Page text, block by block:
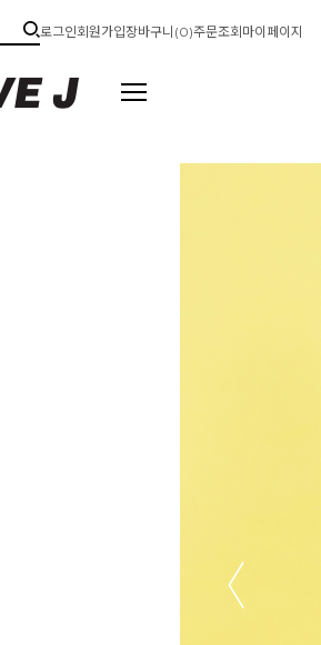
로그인회원가입장바구니(0)주문조회마이페이지